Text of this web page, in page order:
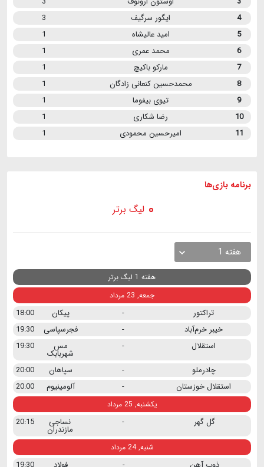
4
ایگور سرگیف
3
5
امید عالیشاه
1
6
محمد عمری
1
7
مارکو باکیچ
1
8
محمدحسین کنعانی زادگان
1
9
تیوی بیفوما
1
10
رضا شکاری
1
11
امیرحسین محمودی 1
برنامه بازی ها
لیگ برتر
هفته 1
هفته 1 لیگ برتر
جمعه, 23 مرداد
تراکتور - پیکان
18:00
خیبر خرم‌آباد
- فجرسپاسی
19:30
استقلال
- مس
شهربابک
19:30
چادرملو
- سپاهان
20:00
استقلال خوزستان
- آلومینیوم 20:00
یکشنبه, 25 مرداد
گل گهر - نساجی
مازندران
20:15
شنبه, 24 مرداد